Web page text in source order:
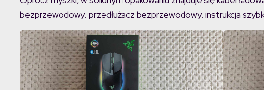
bezprzewodowy, przedłużacz bezprzewodowy, instrukcja